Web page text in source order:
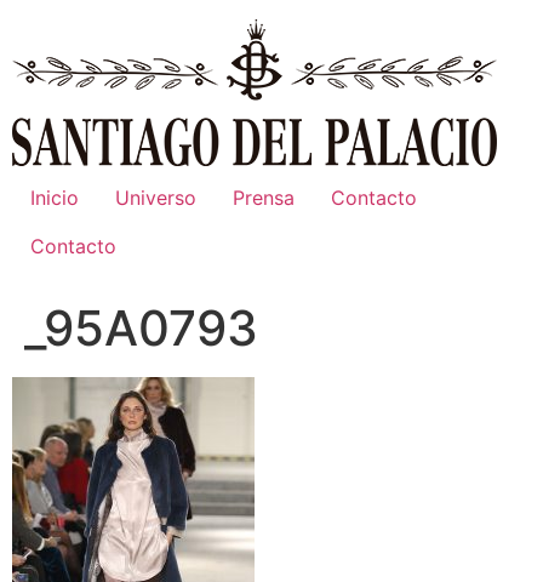
contenido
Inicio Universo Prensa
Contacto
Contacto
_95A0793